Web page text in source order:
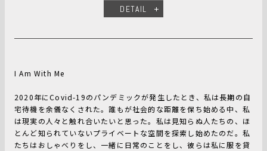
DETAIL
I Am With Me
2020年にCovid-19のパンデミックが発生したとき、私は長期の自
宅待機を余儀なくされた。誰もが社会的な距離を保ち始める中、私
は現実の人々と触れ合いたいと思った。私は見知らぬ人たちの、ほ
とんど知られていないプライベートな空間を探索し始めたのだ。私
たちはおしゃべりをし、一緒に日常のことをし、彼らは私に服を貸